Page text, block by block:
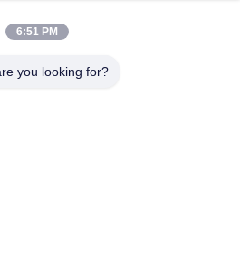
Guangzhou City, China
6:51 PM
you looking for?